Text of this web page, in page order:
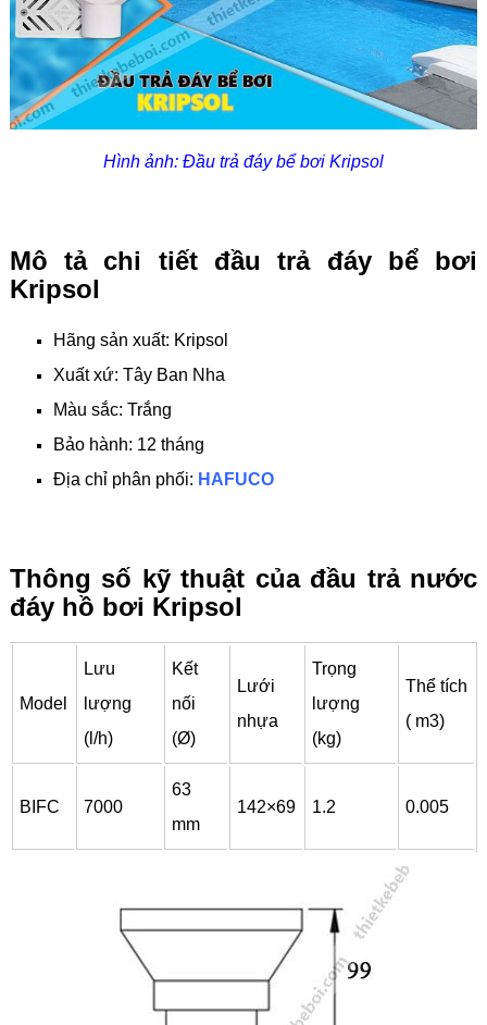
Hình ảnh: Đầu trả đáy bể bơi Kripsol
Mô tả chi tiết đầu trả đáy bể bơi
Kripsol
Hãng sản xuất: Kripsol
Xuất xứ: Tây Ban Nha
Màu sắc: Trắng
Bảo hành: 12 tháng
Địa chỉ phân phối: HAFUCO
Thông số kỹ thuật của đầu trả nước
đáy hồ bơi Kripsol
Model
Lưu
lượng
(l/h)
Kết
nối
(Ø)
Lưới
nhựa
Trọng
lượng
(kg)
Thể tích
( m3)
BIFC 7000
63
mm
142×69 1.2 0.005